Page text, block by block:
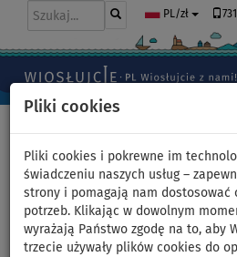
Pliki cookies
Pliki cookies i pokrewne im
świadczeniu naszych usług –
strony i pomagają nam dostosować
potrzeb. Klikając w dowolnym
wyrażają Państwo zgodę na to, aby
trzecie używały plików cookies do
PL/zł
Deska SUP Aqua